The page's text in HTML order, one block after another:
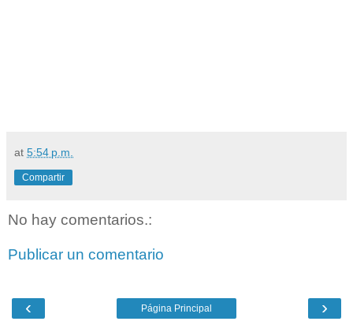
at 5:54 p.m.
Compartir
No hay comentarios.:
Publicar un comentario
‹ ›
Página Principal